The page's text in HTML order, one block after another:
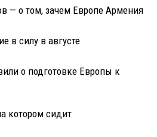
— о том, зачем Европе Армения
в силу в августе
о подготовке Европы к
котором сидит